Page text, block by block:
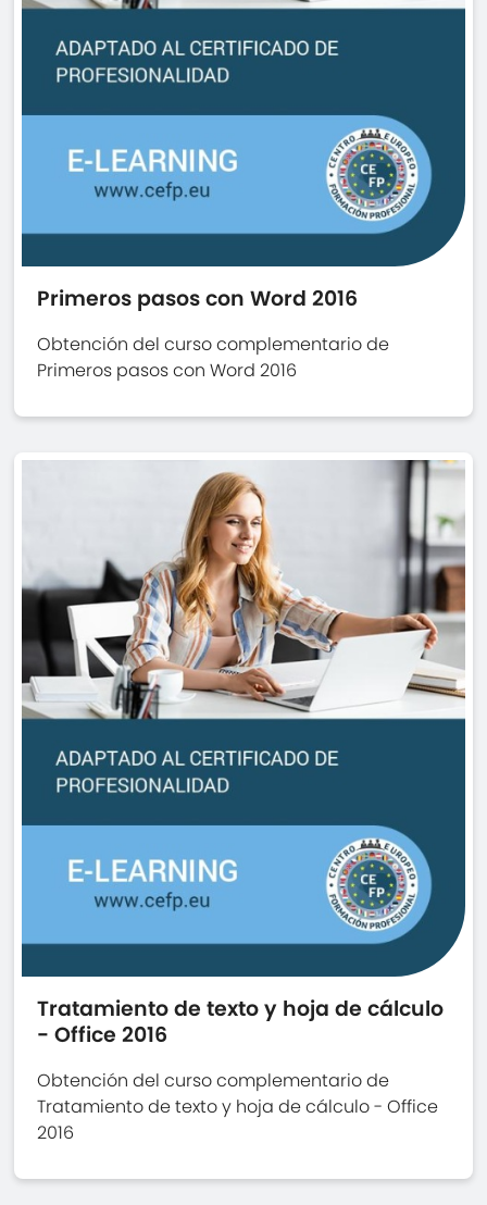
Primeros pasos con Word 2016
Obtención del curso complementario de
Primeros pasos con Word 2016
Tratamiento de texto y hoja de cálculo
- Office 2016
Obtención del curso complementario de
Tratamiento de texto y hoja de cálculo - Office
2016